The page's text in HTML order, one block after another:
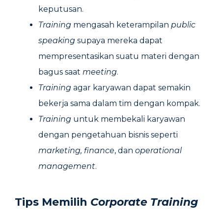
keputusan.
Training mengasah keterampilan public
speaking supaya mereka dapat
mempresentasikan suatu materi dengan
bagus saat meeting.
Training agar karyawan dapat semakin
bekerja sama dalam tim dengan kompak.
Training untuk membekali karyawan
dengan pengetahuan bisnis seperti
marketing, finance, dan operational
management.
Tips Memilih Corporate Training